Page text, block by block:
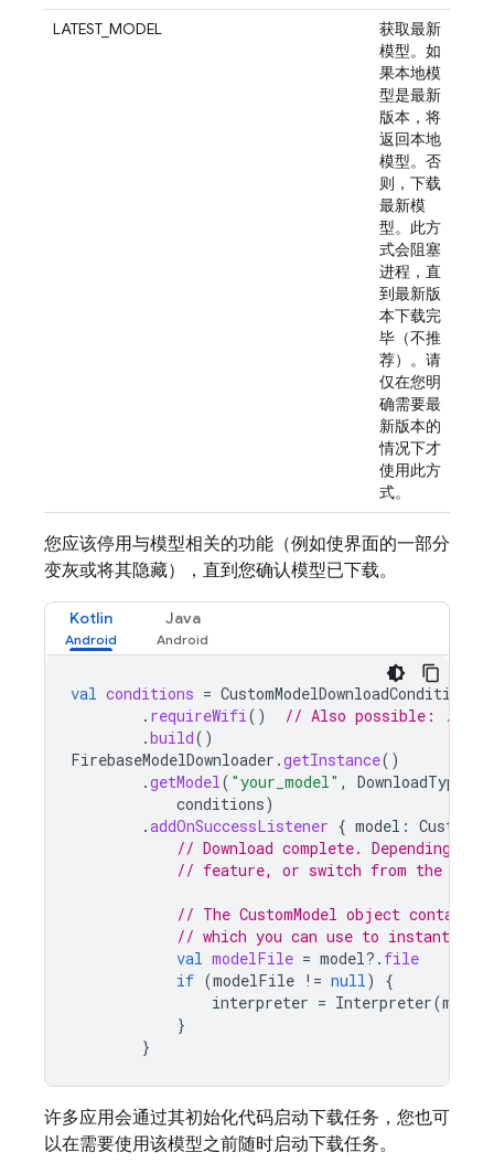
LATEST_MODEL
获取最新
模型。如
果本地模
型是最新
版本，将
返回本地
模型。否
则，下载
最新模
型。此方
式会阻塞
进程，直
到最新版
本下载完
毕（不推
荐）。请
仅在您明
确需要最
新版本的
情况下才
使用此方
式。
您应该停用与模型相关的功能（例如使界面的一部分
变灰或将其隐藏），直到您确认模型已下载。
Kotlin Java
val conditions = CustomModelDownloadConditions
. requireWifi()
// Also possible:
.build()
FirebaseModelDownloader .getInstance()
.getModel( "your_model" , DownloadType
conditions)
.addOnSuccessListener { model :
// Download complete. Depending
// feature, or switch from the
// The CustomModel object
// which you can use to
val modelFile = model?. file
if (modelFile != null)
{
interpreter = Interpreter(
}
}
许多应用会通过其初始化代码启动下载任务，您也可
以在需要使用该模型之前随时启动下载任务。